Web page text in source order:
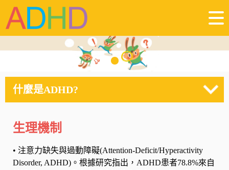
什麼是ADHD?
生理機制
• 注意力缺失與過動障礙(Attention-Deficit/Hyperactivity
Disorder, ADHD)。根據研究指出，ADHD患者78.8%來自